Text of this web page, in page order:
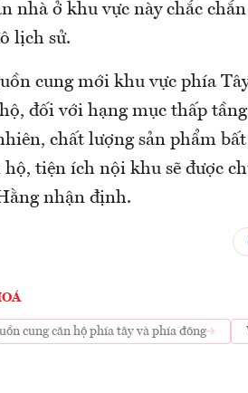
nhà ở khu vực này chắc
lịch sử.
cung mới khu vực phía
đối với hạng mục thấp
chất lượng sản phẩm
tiện ích nội khu sẽ được
nhận định.
cung căn hộ phía tây và phía đông